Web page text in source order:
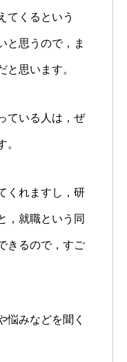
てくるという
と思うので，ま
と思います。
ている人は，ぜ
。
くれますし，研
，就職という同
きるので，すご
悩みなどを聞く